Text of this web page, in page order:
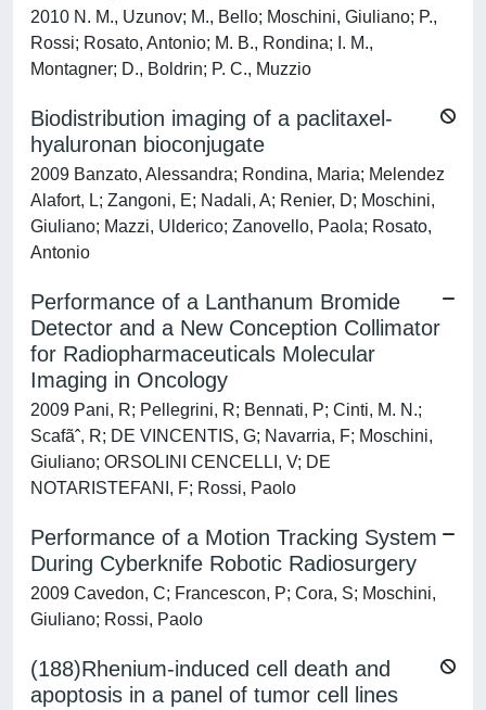
2010 N. M., Uzunov; M., Bello; Moschini, Giuliano; P.,
Rossi; Rosato, Antonio; M. B., Rondina; I. M.,
Montagner; D., Boldrin; P. C., Muzzio
Biodistribution imaging of a paclitaxel-
hyaluronan bioconjugate
2009 Banzato, Alessandra; Rondina, Maria; Melendez
Alafort, L; Zangoni, E; Nadali, A; Renier, D; Moschini,
Giuliano; Mazzi, Ulderico; Zanovello, Paola; Rosato,
Antonio
Performance of a Lanthanum Bromide
Detector and a New Conception Collimator
for Radiopharmaceuticals Molecular
Imaging in Oncology
2009 Pani, R; Pellegrini, R; Bennati, P; Cinti, M. N.;
Scafãˆ, R; DE VINCENTIS, G; Navarria, F; Moschini,
Giuliano; ORSOLINI CENCELLI, V; DE
NOTARISTEFANI, F; Rossi, Paolo
Performance of a Motion Tracking System
During Cyberknife Robotic Radiosurgery
2009 Cavedon, C; Francescon, P; Cora, S; Moschini,
Giuliano; Rossi, Paolo
(188)Rhenium-induced cell death and
apoptosis in a panel of tumor cell lines